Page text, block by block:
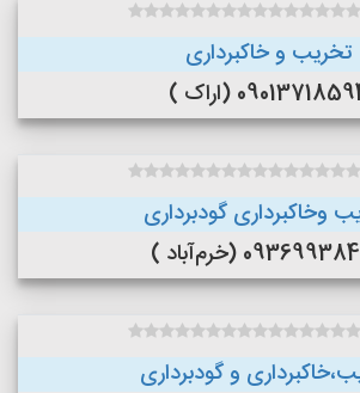
تخریب و خاکبرداری
(اراک )
وخاکبرداری گودبرداری
(خرم‌آباد )
و گودبرداری